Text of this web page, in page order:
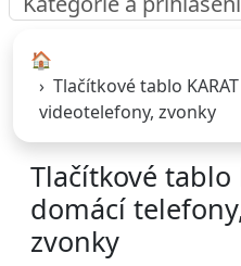
🏠︎
Tlačítkové tablo
videotelefony, zvonky
Tlačítkové tablo
domácí
zvonky